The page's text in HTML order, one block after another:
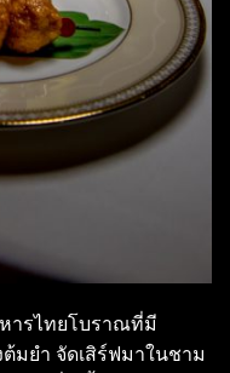
ารไทยโบราณที่มี
มยำ จัดเสิร์ฟมาในชาม